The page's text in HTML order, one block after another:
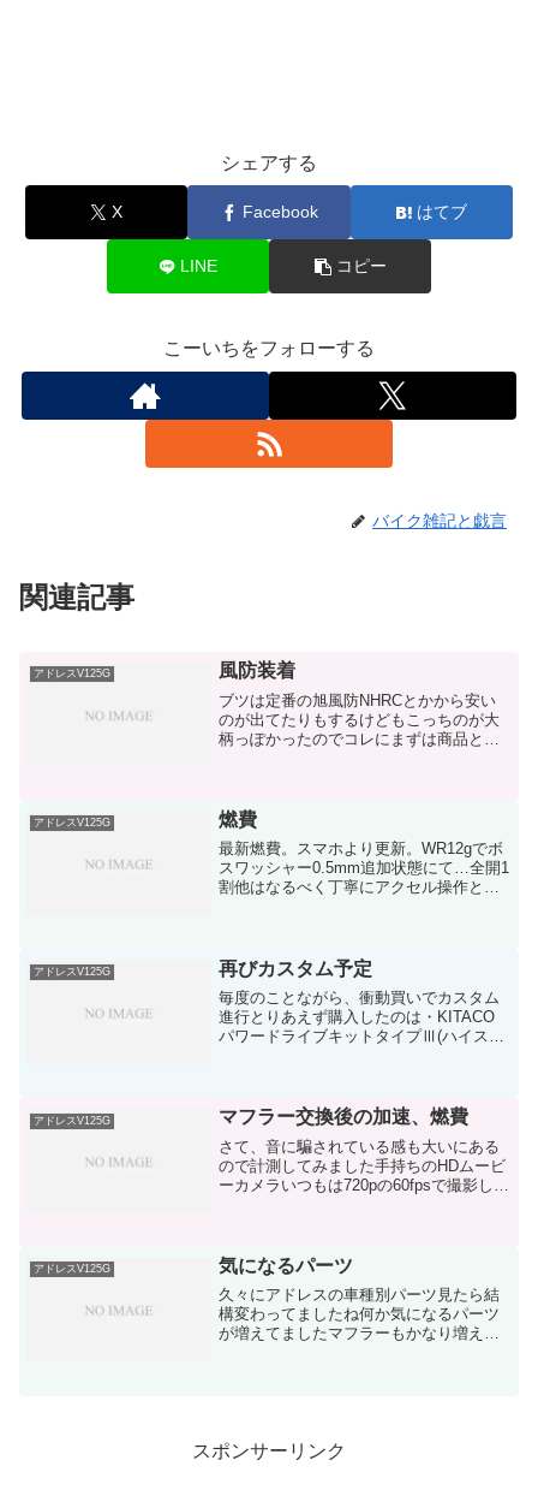
シェアする
X Facebook はてブ
LINE コピー
こーいちをフォローする
バイク雑記と戯言
関連記事
アドレスV125G 風防装着
ブツは定番の旭風防NHRCとかから安い
のが出てたりもするけどもこっちのが大
柄っぽかったのでコレにまずは商品と画
書くで送料無料】【...
アドレスV125G 燃費
最新燃費。スマホより更新。WR12gでボ
スワッシャー0.5mm追加状態にて…全開1
割他はなるべく丁寧にアクセル操作とい
アドレスV125G 再びカスタム予定
毎度のことながら、衝動買いでカスタム
進行とりあえず購入したのは・KITACO
パワードライブキットタイプⅢ(ハイスピ
アドレスV125G マフラー交換後の加速、燃費
さて、音に騙されている感も大いにある
ので計測してみました手持ちのHDムービ
ーカメラいつもは720pの60fpsで撮影して
ず、水...
アドレスV125G 気になるパーツ
久々にアドレスの車種別パーツ見たら結
構変わってましたね何か気になるパーツ
が増えてましたマフラーもかなり増えて
スポンサーリンク